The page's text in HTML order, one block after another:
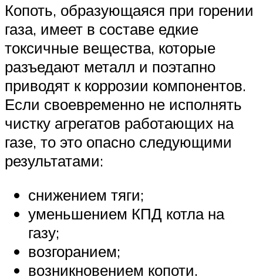
Копоть, образующаяся при горении
газа, имеет в составе едкие
токсичные вещества, которые
разъедают металл и поэтапно
приводят к коррозии компонентов.
Если своевременно не исполнять
чистку агрегатов работающих на
газе, то это опасно следующими
результатами:
снижением тяги;
уменьшением КПД котла на
газу;
возгоранием;
возникновением копоти.